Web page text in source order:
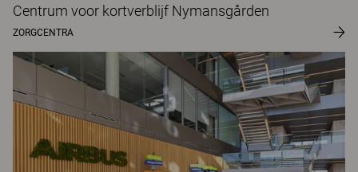
Centrum voor kortverblijf Nymansgården
ZORGCENTRA